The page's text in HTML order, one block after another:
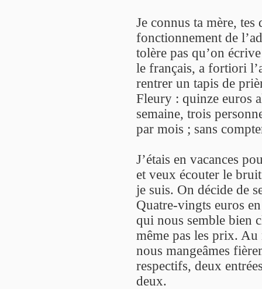
Je connus ta mère,
fonctionnement de
tolère pas qu’on
le français, a fortiori
rentrer un tapis de
Fleury : quinze euros
semaine, trois
par mois ; sans
J’étais en vacances
et veux écouter le
je suis. On décide de
Quatre-vingts euros
qui nous semble bien
même pas les prix. Au
nous mangeâmes
respectifs, deux
deux.